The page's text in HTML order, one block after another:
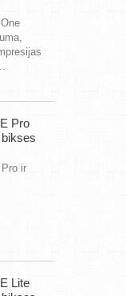
Pro
ir
Lite